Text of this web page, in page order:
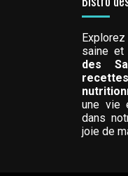
saine et
des
recettes
une vie
dans
joie de